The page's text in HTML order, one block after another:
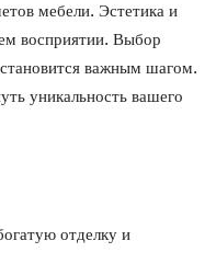
мебели. Эстетика и
восприятии. Выбор
важным шагом.
уникальность вашего
отделку и